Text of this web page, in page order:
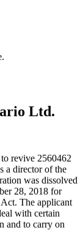
Ltd.
revive 2560462
a director of the
was dissolved
28, 2018 for
The applicant
with certain
and to carry on